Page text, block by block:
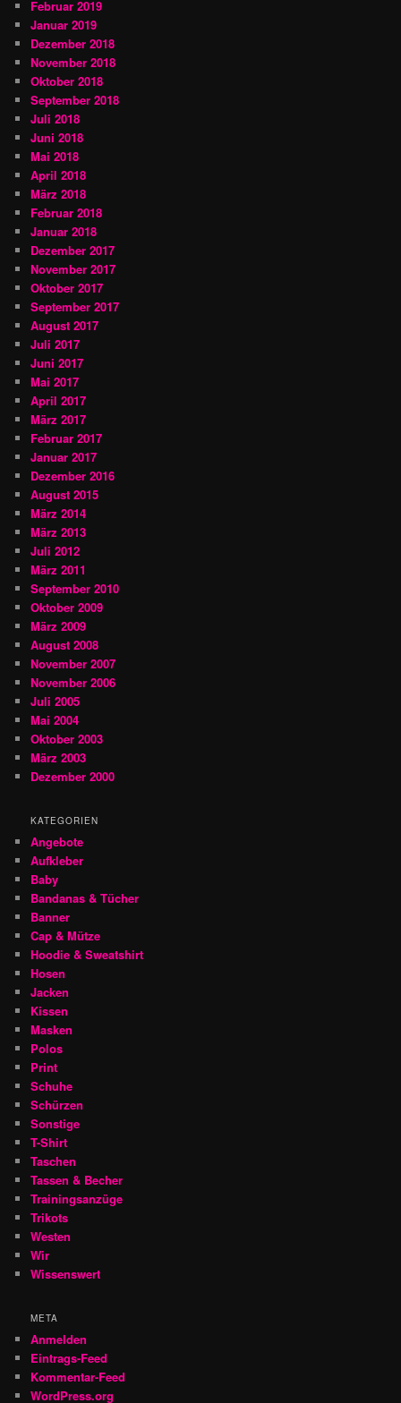
Februar 2019
Januar 2019
Dezember 2018
November 2018
Oktober 2018
September 2018
Juli 2018
Juni 2018
Mai 2018
April 2018
März 2018
Februar 2018
Januar 2018
Dezember 2017
November 2017
Oktober 2017
September 2017
August 2017
Juli 2017
Juni 2017
Mai 2017
April 2017
März 2017
Februar 2017
Januar 2017
Dezember 2016
August 2015
März 2014
März 2013
Juli 2012
März 2011
September 2010
Oktober 2009
März 2009
August 2008
November 2007
November 2006
Juli 2005
Mai 2004
Oktober 2003
März 2003
Dezember 2000
KATEGORIEN
Angebote
Aufkleber
Baby
Bandanas & Tücher
Banner
Cap & Mütze
Hoodie & Sweatshirt
Hosen
Jacken
Kissen
Masken
Polos
Print
Schuhe
Schürzen
Sonstige
T-Shirt
Taschen
Tassen & Becher
Trainingsanzüge
Trikots
Westen
Wir
Wissenswert
META
Anmelden
Eintrags-Feed
Kommentar-Feed
WordPress.org